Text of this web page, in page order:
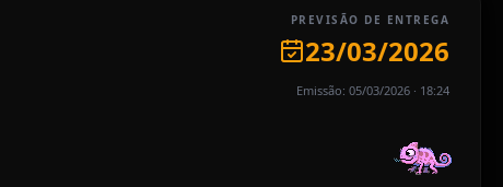
PREVISÃO DE ENTREGA
23/03/2026
Emissão: 05/03/2026 · 18:24